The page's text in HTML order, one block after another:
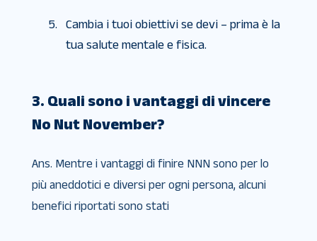
Cambia i tuoi obiettivi se devi – prima è la
tua salute mentale e fisica.
3. Quali sono i vantaggi di vincere
No Nut November?
Ans. Mentre i vantaggi di finire NNN sono per lo
più aneddotici e diversi per ogni persona, alcuni
benefici riportati sono stati